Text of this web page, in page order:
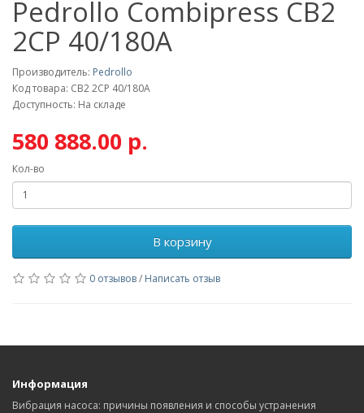
Pedrollo Combipress CB2
2CP 40/180A
Производитель: Pedrollo
Код товара: CB2 2CP 40/180A
Доступность: На складе
580 888.00 р.
Кол-во
В корзину
0 отзывов/ Написать отзыв
Информация
Вибрация насоса: причины появления и способы устранения